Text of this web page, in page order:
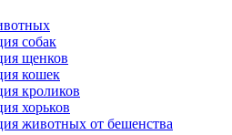
собак
щенков
кошек
кроликов
хорьков
животных от бешенства